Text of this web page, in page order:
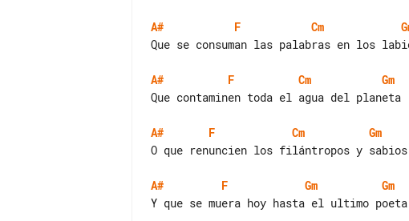
A# F Cm
Que se consuman las palabras en los
A# F Cm
Gm
Que contaminen toda el agua del planeta
A# F Cm
Gm
O que renuncien los filántropos y sabios
A# F Gm
Gm
Y que se muera hoy hasta el ultimo poeta